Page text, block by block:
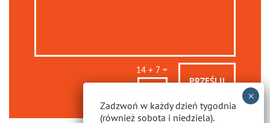
14 + 7 =
PRZEŚLIJ
Zadzwoń w każdy dzień tygodnia
(również sobota i niedziela).